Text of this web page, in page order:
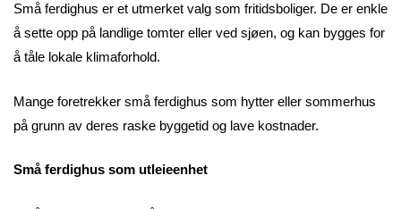
Små ferdighus er et utmerket valg som fritidsboliger. De er enkle
å sette opp på landlige tomter eller ved sjøen, og kan bygges for
å tåle lokale klimaforhold.
Mange foretrekker små ferdighus som hytter eller sommerhus
på grunn av deres raske byggetid og lave kostnader.
Små ferdighus som utleieenhet